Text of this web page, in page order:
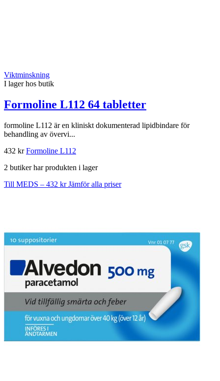
Viktminskning
I lager hos butik
Formoline L112 64 tabletter
formoline L112 är en kliniskt dokumenterad lipidbindare för
behandling av övervi...
432 krFormoline L112
2 butiker har produkten i lager
Till MEDS – 432 krJämför alla priser